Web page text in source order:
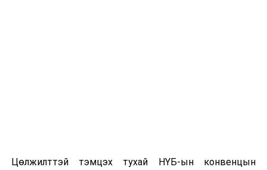
ажиллаж байна
Цөлжилттэй тэмцэх тухай НҮБ-ын конвенцын